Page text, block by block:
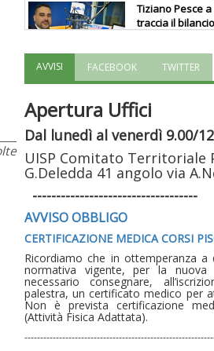
Tiziano Pesce
traccia il
La formazione
prosegue
a Roma
AVVISI FACEBOOK TWITTER
Apertura Uffici
Dal lunedì al venerdì 9.00/
UISP Comitato Territoriale
G.Deledda 41 angolo via
-----------------------------------
AVVISO OBBLIGO
CERTIFICAZIONE MEDICA CORSI
Ricordiamo che in ottemperanza a
normativa vigente, per la nuova
necessario consegnare,
palestra, un certificato medico per
Non è prevista certificazione
(Attività Fisica Adattata).